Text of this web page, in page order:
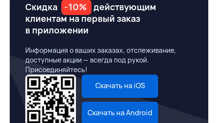
Скидка -10%
действующим
клиентам на первый заказ
в приложении
Информация о ваших заказах, отслеживание,
доступные акции — всегда под рукой.
Присоединяйтесь!
Скачать на iOS
Скачать на Android